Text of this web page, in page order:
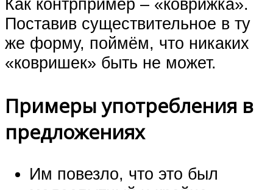
Как контрпример – «коврижка».
Поставив существительное в ту
же форму, поймём, что никаких
«ковришек» быть не может.
Примеры употребления в
предложениях
Им повезло, что это был